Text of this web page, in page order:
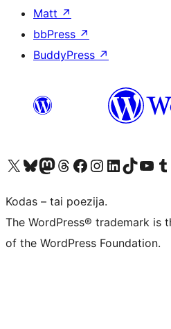
Matt ↗
bbPress ↗
BuddyPress ↗
Visit our X (formerly Twitter) account
Apsilankykite mūsų Bluesky paskyroje
Visit our Mastodon account
Apsilankykite mūsų Threads paskyroje
Visit our Facebook page
Visit our Instagram account
Visit our LinkedIn account
Apsilankykite mūsų
Visit our
Kodas – tai poezija.
The WordPress® trademark is
of the WordPress Foundation.